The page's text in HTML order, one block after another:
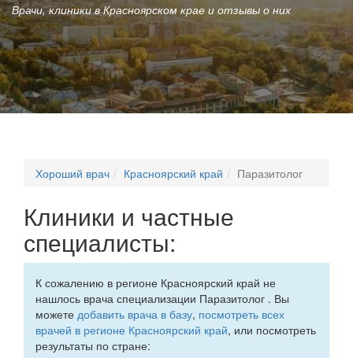
Врачи, клиники в Красноярском крае и отзывы о них
Хороший врач Красноярский край Паразитолог
Клиники и частные
специалисты:
К сожалению в регионе Красноярский край не
нашлось врача специализации Паразитолог . Вы
можете добавить врача в базу, посмотреть всех
врачей в регионе Красноярский край, или посмотреть
результаты по стране: